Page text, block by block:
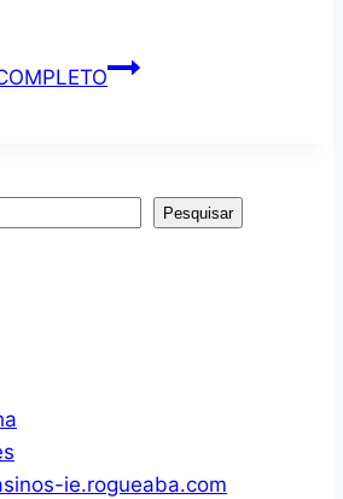
Cama
Maciça
0,90x190cm
Pesquisar
ie.rogueaba.com